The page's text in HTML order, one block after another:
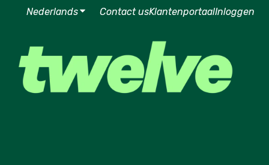
NederlandsSubmenu tonen voor vertalingen
Contact usKlantenportaalInloggen